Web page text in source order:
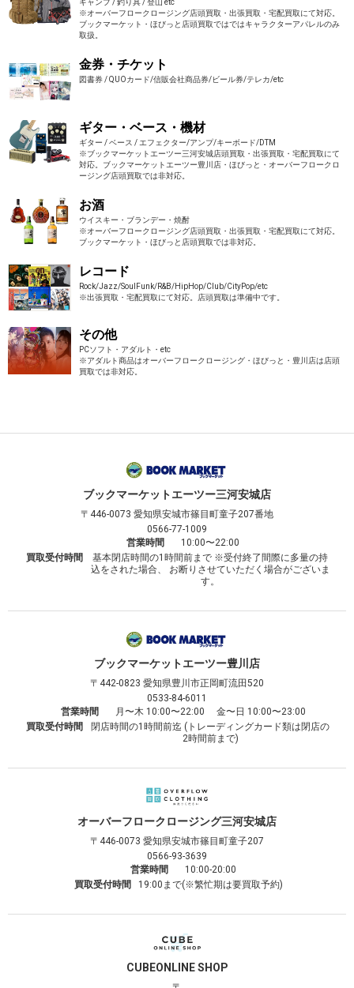
キャンプ / 釣り具 / 登山 etc
※オーバーフロークロージング店頭買取・出張買取・宅配買取にて対応。
ブックマーケット・ほびっと店頭買取ではではキャラクターアパレルのみ
取扱。
金券・チケット
図書券 / QUOカード/信販会社商品券/ビール券/テレカ/etc
ギター・ベース・機材
ギター / ベース / エフェクター/アンプ/キーボード/DTM
※ブックマーケットエーツー三河安城店頭買取・出張買取・宅配買取にて
対応。ブックマーケットエーツー豊川店・ほびっと・オーバーフロークロ
ージング店頭買取では非対応。
お酒
ウイスキー・ブランデー・焼酎
※オーバーフロークロージング店頭買取・出張買取・宅配買取にて対応。
ブックマーケット・ほびっと店頭買取では非対応。
レコード
Rock/Jazz/SoulFunk/R&B/HipHop/Club/CityPop/etc
※出張買取・宅配買取にて対応。店頭買取は準備中です。
その他
PCソフト・アダルト・etc
※アダルト商品はオーバーフロークロージング・ほびっと・豊川店は店頭
買取では非対応。
ブックマーケットエーツー三河安城店
〒446-0073 愛知県安城市篠目町童子207番地
0566-77-1009
営業時間
10:00〜22:00
買取受付時間
基本閉店時間の1時間前まで ※受付終了間際に多量の持
込をされた場合、 お断りさせていただく場合がございま
す。
ブックマーケットエーツー豊川店
〒442-0823 愛知県豊川市正岡町流田520
0533-84-6011
営業時間
月〜木 10:00〜22:00 金〜日 10:00〜23:00
買取受付時間
閉店時間の1時間前迄 (トレーディングカード類は閉店の
2時間前まで)
オーバーフロークロージング三河安城店
〒446-0073 愛知県安城市篠目町童子207
0566-93-3639
営業時間
10:00-20:00
買取受付時間
19:00まで(※繁忙期は要買取予約)
CUBEONLINE SHOP